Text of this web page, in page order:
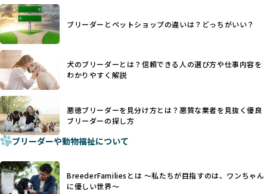
さらに、書類審査のみで掲載が許可されるサイトが多く、実
際の飼育環境やブリーダーの姿勢が見えにくい点も課題で
す。こうしたサイトでは、ブリーダーが記載する情報が主で
あり、実際の現場や日々のケアの状況がわからないため、営
利優先の「悪徳ブリーダー」が含まれるリスクが高まりま
す。
BreederFamiliesでは、ワンちゃんを大切にする「優良ブリ
ーダー」のみを紹介するために、法令を超えた独自の基準を
設け、ブリーダーの理念や飼育環境の厳格なチェックを行っ
ています。
一部の営利優先のブリーディングでは、母犬の出産負担を考
えずに大量繁殖が行われ、親犬が心身ともに疲弊するケース
が見られます。さらに、コストカットのために食事を減らし
たり、栄養のない食事を与える、適切な健康管理が行われな
ヨーロッパ諸国ではこうした処置が禁止されている一方で、
日本ではいまだ行われる場合があります。
優良ブリーダーは動物福祉を優先し、ワンちゃんの自然な姿
を大切にするため断尾・断耳を行いません。
一方、営利優先ブリーダーでは「見た目が良く売れやすい」
ことを理由に断尾や断耳を行うことがあり、中には麻酔なし
で処置するケースも見受けられます。
「耳やしっぽを切らない」詳細はこちら
犬種ごとに異なる健康リスクや育て方のポイントを理解し、
適切に対応するためには、深い知識と豊富な経験が欠かせま
せん。現在、犬種は200種類以上あり、それぞれに特有の健康
たとえば、パグは呼吸器系のトラブルを抱えやすく、ラブラ
ドール・レトリバーには股関節形成不全への注意が必要で
ブリーダーとペットショップの違いは？どっちがいい？
犬のブリーダーとは？信頼できる人の選び方や仕事内容を
わかりやすく解説
悪徳ブリーダーを見分け方とは？悪質な業者を見抜く優良
ブリーダーの探し方
ブリーダーや動物福祉について
BreederFamiliesとは 〜私たちが目指すのは、ワンちゃん
に優しい世界〜